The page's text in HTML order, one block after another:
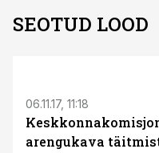
SEOTUD LOOD
06.11.17, 11:18
arengukava